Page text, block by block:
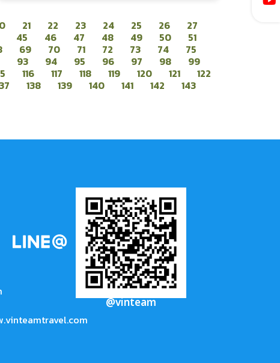
21 22 23 24 25 26
27
45 46 47 48 49 50
51
69 70 71 72 73 74
75
93 94 95 96 97 98
99
116 117 118 119 120 121
122
138 139 140 141 142 143
@vinteam